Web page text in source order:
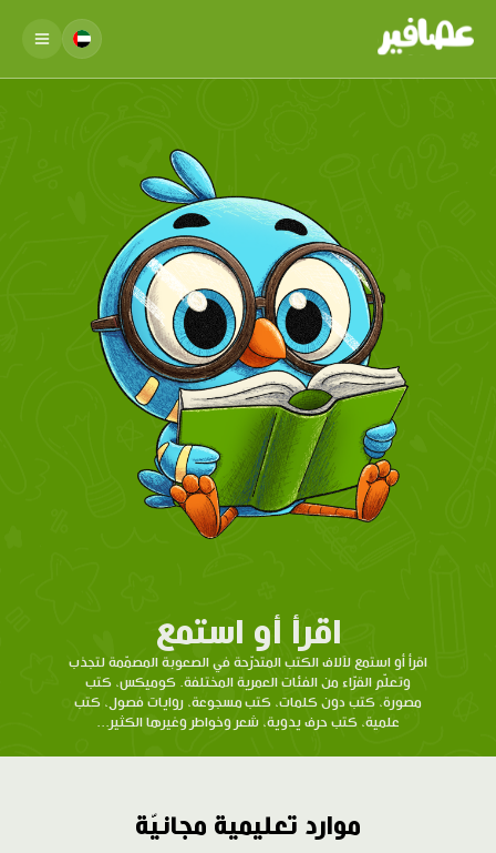
اقرأ أو استمع
اقرأ أو استمع لآلاف الكتب المتدرّحة في الصعوبة المصمّمة لتجذب
وتعلّم القرّاء من الفئات العمرية المختلفة. كوميكس، كتب
مصورة، كتب دون كلمات، كتب مسجوعة، روايات فصول، كتب
علمية، كتب حرف يدوية، شعر وخواطر وغيرها الكثير...
موارد تعليمية مجانيّة